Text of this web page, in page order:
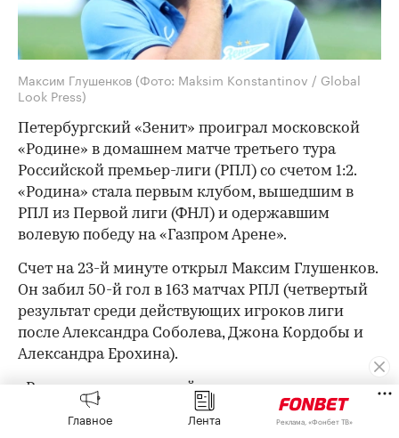
Максим Глушенков (Фото: Maksim Konstantinov / Global
Look Press)
Петербургский «Зенит» проиграл московской
«Родине» в домашнем матче третьего тура
Российской премьер-лиги (РПЛ) со счетом 1:2.
«Родина» стала первым клубом, вышедшим в
РПЛ из Первой лиги (ФНЛ) и одержавшим
волевую победу на «Газпром Арене».
Счет на 23-й минуте открыл Максим Глушенков.
Он забил 50-й гол в 163 матчах РПЛ (четвертый
результат среди действующих игроков лиги
после Александра Соболева, Джона Кордобы и
Александра Ерохина).
«Родина» во втором тайме вышла вперед после
дубля 20-летнего Артура Гарибяна (59, 65),
Главное Лента Реклама, «Фонбет ТВ»